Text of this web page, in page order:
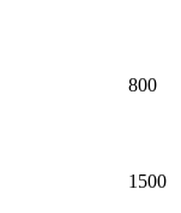
800
1500